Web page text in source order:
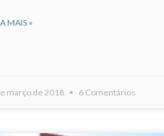
MAIS »
março de 2018 6 Comentários